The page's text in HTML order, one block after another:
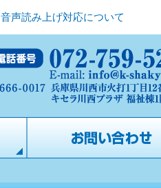
音声読み上げ対応について